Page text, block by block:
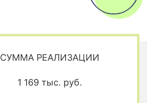
СУММА РЕАЛИЗАЦИИ
1 169 тыс. руб.